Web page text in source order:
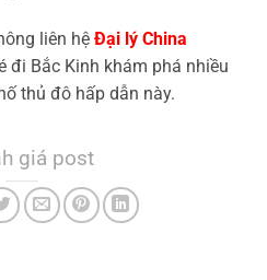
liên hệ Đại lý China
đi Bắc Kinh khám phá nhiều
thủ đô hấp dẫn này.
giá post